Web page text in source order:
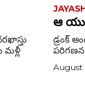
ఆ
డ్రంక్‌
August